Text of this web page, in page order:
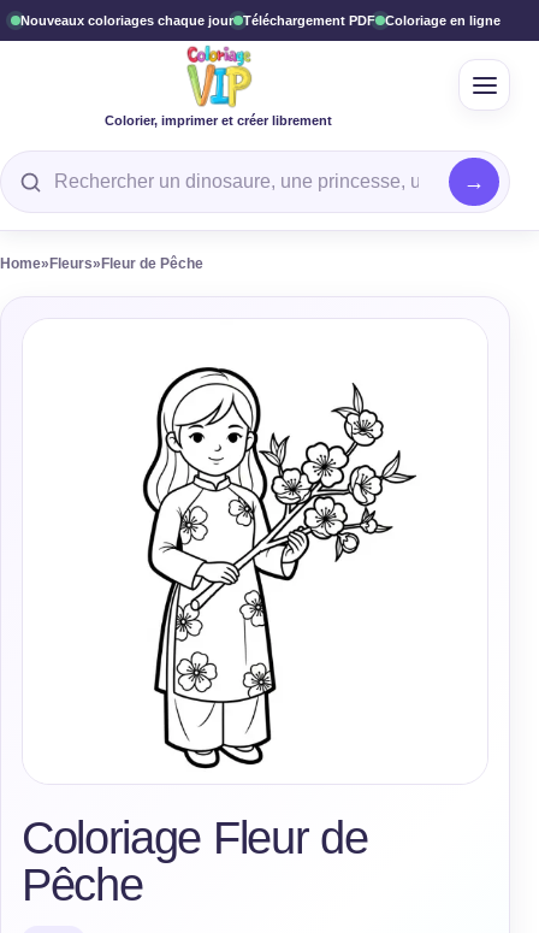
Nouveaux coloriages chaque jour Téléchargement PDF Coloriage en ligne
Colorier, imprimer et créer librement
Rechercher un coloriage
Home» Fleurs» Fleur de Pêche
Coloriage Fleur de
Pêche